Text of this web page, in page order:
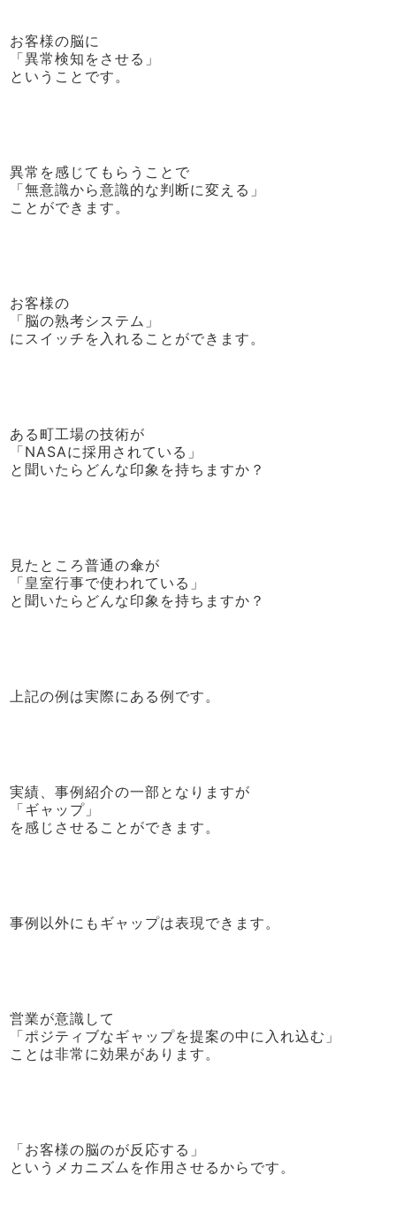
お客様の脳に
「異常検知をさせる」
ということです。
異常を感じてもらうことで
「無意識から意識的な判断に変える」
ことができます。
お客様の
「脳の熟考システム」
にスイッチを入れることができます。
ある町工場の技術が
「NASAに採用されている」
と聞いたらどんな印象を持ちますか？
見たところ普通の傘が
「皇室行事で使われている」
と聞いたらどんな印象を持ちますか？
上記の例は実際にある例です。
実績、事例紹介の一部となりますが
「ギャップ」
を感じさせることができます。
事例以外にもギャップは表現できます。
営業が意識して
「ポジティブなギャップを提案の中に入れ込む」
ことは非常に効果があります。
「お客様の脳のが反応する」
というメカニズムを作用させるからです。